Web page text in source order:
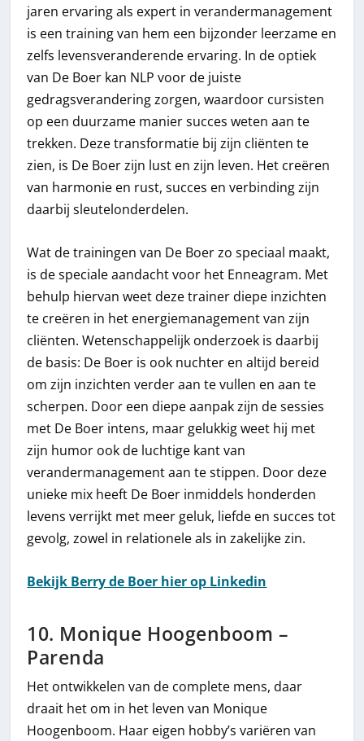
jaren ervaring als expert in verandermanagement
is een training van hem een bijzonder leerzame en
zelfs levensveranderende ervaring. In de optiek
van De Boer kan NLP voor de juiste
gedragsverandering zorgen, waardoor cursisten
op een duurzame manier succes weten aan te
trekken. Deze transformatie bij zijn cliënten te
zien, is De Boer zijn lust en zijn leven. Het creëren
van harmonie en rust, succes en verbinding zijn
daarbij sleutelonderdelen.
Wat de trainingen van De Boer zo speciaal maakt,
is de speciale aandacht voor het Enneagram. Met
behulp hiervan weet deze trainer diepe inzichten
te creëren in het energiemanagement van zijn
cliënten. Wetenschappelijk onderzoek is daarbij
de basis: De Boer is ook nuchter en altijd bereid
om zijn inzichten verder aan te vullen en aan te
scherpen. Door een diepe aanpak zijn de sessies
met De Boer intens, maar gelukkig weet hij met
zijn humor ook de luchtige kant van
verandermanagement aan te stippen. Door deze
unieke mix heeft De Boer inmiddels honderden
levens verrijkt met meer geluk, liefde en succes tot
gevolg, zowel in relationele als in zakelijke zin.
Bekijk Berry de Boer hier op Linkedin
10. Monique Hoogenboom –
Parenda
Het ontwikkelen van de complete mens, daar
draait het om in het leven van Monique
Hoogenboom. Haar eigen hobby’s variëren van